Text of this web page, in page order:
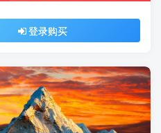
登录购买